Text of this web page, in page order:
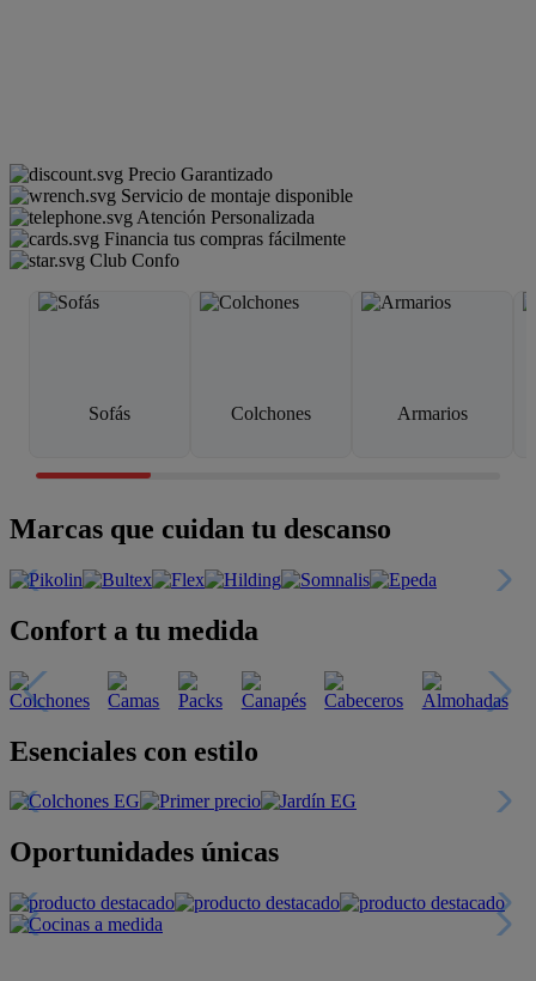
Precio Garantizado
Servicio de montaje disponible
Atención Personalizada
Financia tus compras fácilmente
Club Confo
Sofás Colchones Armarios
Marcas que cuidan tu descanso
Confort a tu medida
Esenciales con estilo
Oportunidades únicas